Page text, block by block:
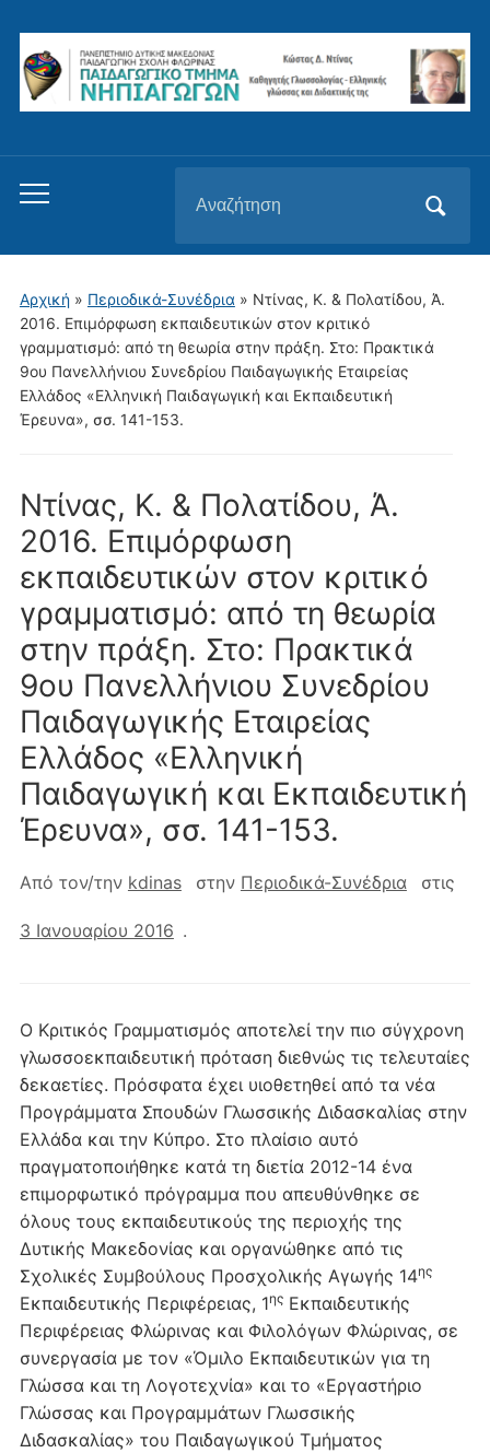
Εναλλαγή
μενού
για
κινητά
για:
Αρχική» Περιοδικά-Συνέδρια » Ντίνας, K. & Πολατίδου, Ά.
2016. Επιμόρφωση εκπαιδευτικών στον κριτικό
γραμματισμό: από τη θεωρία στην πράξη. Στο: Πρακτικά
9oυ Πανελλήνιου Συνεδρίου Παιδαγωγικής Εταιρείας
Ελλάδος «Ελληνική Παιδαγωγική και Εκπαιδευτική
Έρευνα», σσ. 141-153.
Ντίνας, K. & Πολατίδου, Ά.
2016. Επιμόρφωση
εκπαιδευτικών στον κριτικό
γραμματισμό: από τη θεωρία
στην πράξη. Στο: Πρακτικά
9oυ Πανελλήνιου Συνεδρίου
Παιδαγωγικής Εταιρείας
Ελλάδος «Ελληνική
Παιδαγωγική και Εκπαιδευτική
Έρευνα», σσ. 141-153.
Από τον/την kdinas στην Περιοδικά-Συνέδρια στις
3 Ιανουαρίου 2016 .
Ο Κριτικός Γραμματισμός αποτελεί την πιο σύγχρονη
γλωσσοεκπαιδευτική πρόταση διεθνώς τις τελευταίες
δεκαετίες. Πρόσφατα έχει υιοθετηθεί από τα νέα
Προγράμματα Σπουδών Γλωσσικής Διδασκαλίας στην
Ελλάδα και την Κύπρο. Στο πλαίσιο αυτό
πραγματοποιήθηκε κατά τη διετία 2012-14 ένα
επιμορφωτικό πρόγραμμα που απευθύνθηκε σε
όλους τους εκπαιδευτικούς της περιοχής της
Δυτικής Μακεδονίας και οργανώθηκε από τις
Σχολικές Συμβούλους Προσχολικής Αγωγής 14ης
Εκπαιδευτικής Περιφέρειας, 1ηςΕκπαιδευτικής
Περιφέρειας Φλώρινας και Φιλολόγων Φλώρινας, σε
συνεργασία με τον «Όμιλο Εκπαιδευτικών για τη
Γλώσσα και τη Λογοτεχνία» και το «Εργαστήριο
Γλώσσας και Προγραμμάτων Γλωσσικής
Διδασκαλίας» του Παιδαγωγικού Τμήματος